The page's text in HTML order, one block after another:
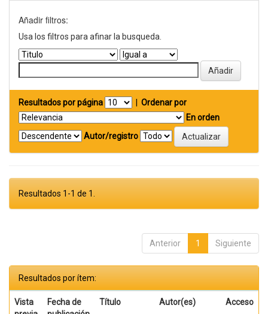
Añadir filtros:
Usa los filtros para afinar la busqueda.
Resultados por página
Ordenar por
En orden
Autor/registro
Resultados 1-1 de 1.
Anterior 1 Siguiente
Resultados por ítem:
Vista
Fecha de
Título Autor(es) Acceso